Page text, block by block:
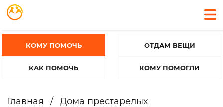
КОМУ ПОМОЧЬ
КАК ПОМОЧЬ
ОТДАМ ВЕЩИ
КОМУ ПОМОГЛИ
Главная / Дома престарелых